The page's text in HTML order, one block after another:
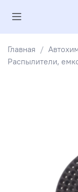
Главная
Распылители,